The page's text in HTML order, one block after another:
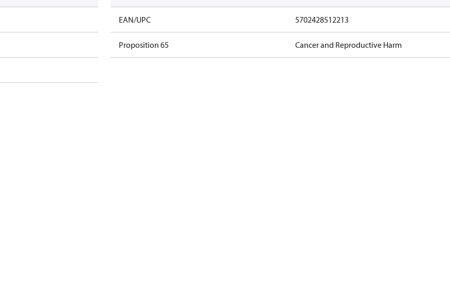
EAN/UPC 5702428512213
Proposition 65 Cancer and Reproductive Harm